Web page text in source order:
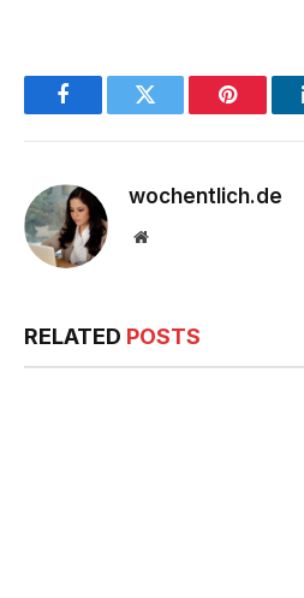
FacebookTwitter Pinterest
wochentlich.de
Website
RELATED POSTS